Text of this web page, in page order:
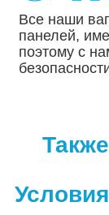
Все наши
панелей,
поэтому с